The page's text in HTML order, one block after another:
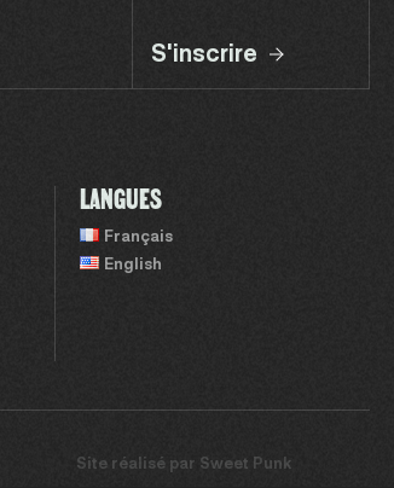
S'inscrire
LANGUES
Français
English
Site réalisé par Sweet Punk